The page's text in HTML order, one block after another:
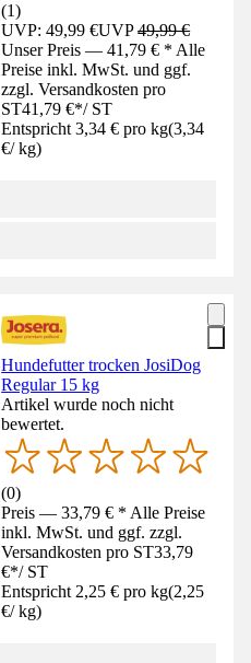
(1)
UVP: 49,99 €UVP49,99 €
Unser Preis — 41,79 € * Alle
Preise inkl. MwSt. und ggf.
zzgl. Versandkosten pro
ST41,79 €*/ ST
Entspricht 3,34 € pro kg(3,34
€/ kg)
Hundefutter trocken JosiDog
Regular 15 kg
Artikel wurde noch nicht
bewertet.
(0)
Preis — 33,79 € * Alle Preise
inkl. MwSt. und ggf. zzgl.
Versandkosten pro ST33,79
€*/ ST
Entspricht 2,25 € pro kg(2,25
€/ kg)